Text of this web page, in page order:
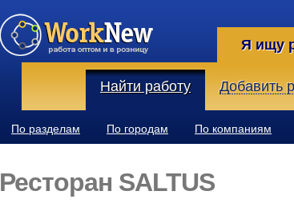
Я ищу
Найти работу Добавить
По разделам По городам По компаниям
Ресторан SALTUS